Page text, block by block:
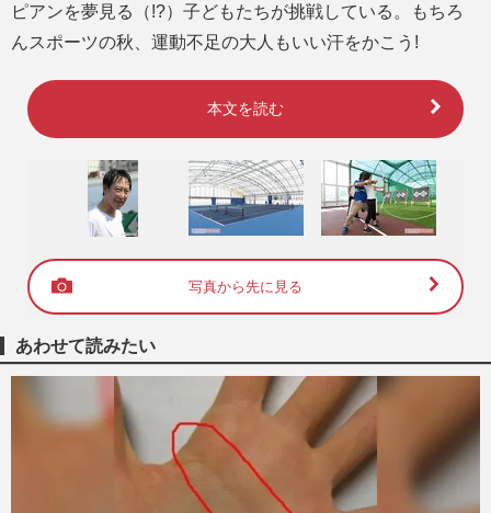
ピアンを夢見る（!?）子どもたちが挑戦している。もちろ
んスポーツの秋、運動不足の大人もいい汗をかこう!
本文を読む
写真から先に見る
あわせて読みたい